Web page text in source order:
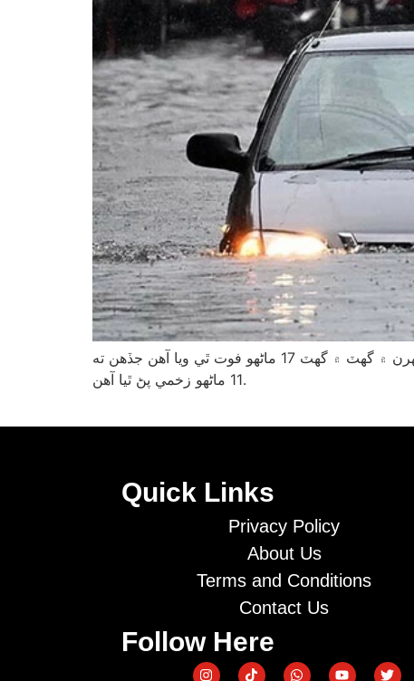
تيز برساتن ۽ برفباري جي ڪري هڪ ڊگهو سڪل موسم ته ختم ٿي ويو آهي، ان هوندي به سيلاب جي ڪري مختلف شهرن ۾ گهٽ ۾ گهٽ 17 ماڻهو فوت ٿي ويا آهن جڏهن ته
11 ماڻهو زخمي پڻ ٿيا آهن.
Quick Links
Privacy Policy
About Us
Terms and Conditions
Contact Us
Follow Here